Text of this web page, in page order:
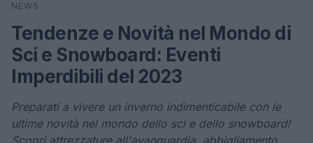
Cerca
NEWS
Tendenze e Novità nel Mondo di
Sci e Snowboard: Eventi
Imperdibili del 2023
Preparati a vivere un inverno indimenticabile con le
ultime novità nel mondo dello sci e dello snowboard!
Scopri attrezzature all'avanguardia, abbigliamento